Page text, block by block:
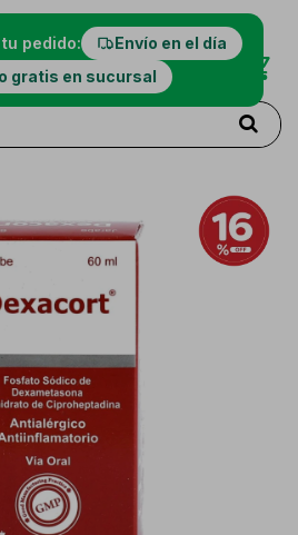
pedido:
Envío en el día
gratis en sucursal